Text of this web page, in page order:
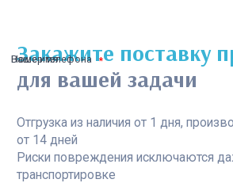
Закажите поставку
для вашей задачи
Отгрузка из наличия от 1 дня,
от 14 дней
Риски повреждения исключаются
транспортировке
Ваше имя
Номер телефона